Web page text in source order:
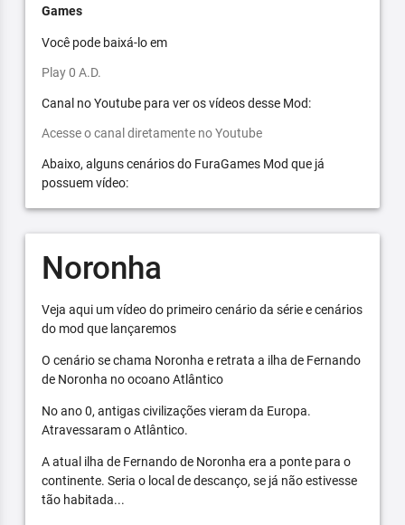
Games
Você pode baixá-lo em
Play 0 A.D.
Canal no Youtube para ver os vídeos desse Mod:
Acesse o canal diretamente no Youtube
Abaixo, alguns cenários do FuraGames Mod que já
possuem vídeo:
Noronha
Veja aqui um vídeo do primeiro cenário da série e cenários
do mod que lançaremos
O cenário se chama Noronha e retrata a ilha de Fernando
de Noronha no ocoano Atlântico
No ano 0, antigas civilizações vieram da Europa.
Atravessaram o Atlântico.
A atual ilha de Fernando de Noronha era a ponte para o
continente. Seria o local de descanço, se já não estivesse
tão habitada...